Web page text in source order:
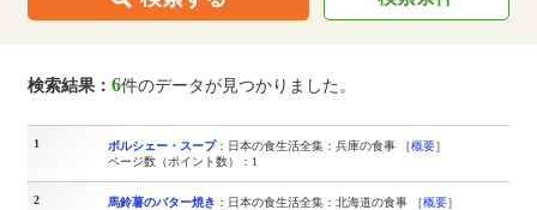
検索結果： 6件のデータが見つかりました。
1 ボルシェー・スープ：日本の食生活全集：兵庫の食事 ［概要］
ページ数（ポイント数）：1
2 馬鈴薯のバター焼き ：日本の食生活全集：北海道の食事 ［概要］